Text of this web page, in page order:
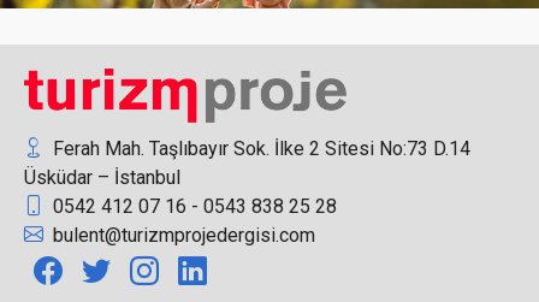
Rusların kış tatili için en popüler ülkelerinde ikinci
Akfen GYO’nun portföy değeri 600 milyon Euro’ya
ulaştı
Ferah Mah. Taşlıbayır Sok. İlke 2 Sitesi No:73 D.14
Üsküdar – İstanbul
0542 412 07 16 - 0543 838 25 28
bulent@turizmprojedergisi.com